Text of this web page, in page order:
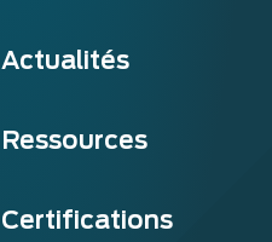
Actualités
Ressources
Certifications